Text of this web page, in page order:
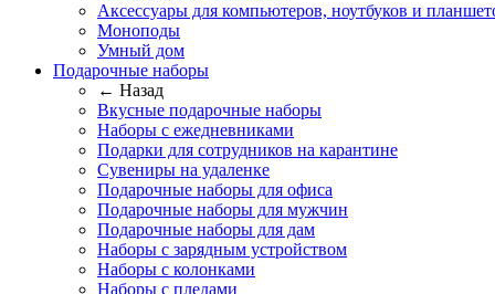
Аксессуары для компьютеров, ноутбуков и
Моноподы
Умный дом
Подарочные наборы
← Назад
Вкусные подарочные наборы
Наборы с ежедневниками
Подарки для сотрудников на карантине
Сувениры на удаленке
Подарочные наборы для офиса
Подарочные наборы для мужчин
Подарочные наборы для дам
Наборы с зарядным устройством
Наборы с колонками
Наборы с пледами